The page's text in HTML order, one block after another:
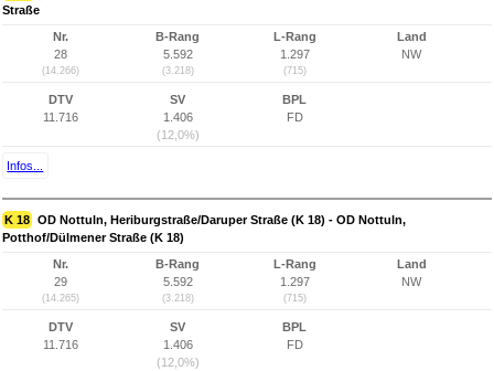
Straße
Nr.
28
(14.266)
B-Rang
5.592
(3.218)
L-Rang
1.297
(715)
Land
NW
DTV
11.716
SV
1.406
(12,0%)
BPL
FD
Infos...
K 18 OD Nottuln, Heriburgstraße/Daruper Straße (K 18) - OD Nottuln,
Potthof/Dülmener Straße (K 18)
Nr.
29
(14.265)
B-Rang
5.592
(3.218)
L-Rang
1.297
(715)
Land
NW
DTV
11.716
SV
1.406
(12,0%)
BPL
FD